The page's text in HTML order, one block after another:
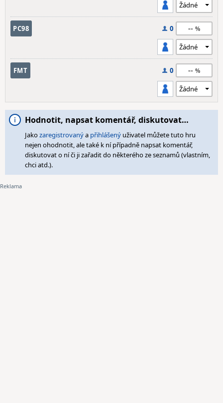
PC98 0 --
FMT 0 --
Hodnotit, napsat komentář, diskutovat…
Jakozaregistrovanýa přihlášený uživatel můžete tuto hru
nejen ohodnotit, ale také k ní případně napsat komentář,
diskutovat o ní či ji zařadit do některého ze seznamů (vlastním,
chci atd.).